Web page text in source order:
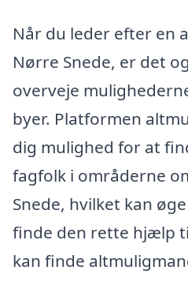
Når du leder efter en
Nørre Snede, er det
overveje
byer. Platformen
dig mulighed for at
fagfolk i områderne
Snede, hvilket kan
finde den rette hjælp
kan finde